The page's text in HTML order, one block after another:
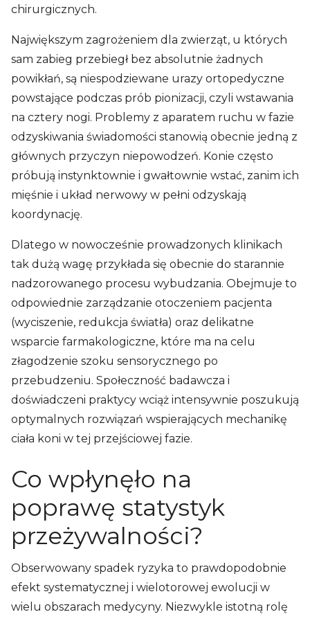
chirurgicznych.
Największym zagrożeniem dla zwierząt, u których
sam zabieg przebiegł bez absolutnie żadnych
powikłań, są niespodziewane urazy ortopedyczne
powstające podczas prób pionizacji, czyli wstawania
na cztery nogi. Problemy z aparatem ruchu w fazie
odzyskiwania świadomości stanowią obecnie jedną z
głównych przyczyn niepowodzeń. Konie często
próbują instynktownie i gwałtownie wstać, zanim ich
mięśnie i układ nerwowy w pełni odzyskają
koordynację.
Dlatego w nowocześnie prowadzonych klinikach
tak dużą wagę przykłada się obecnie do starannie
nadzorowanego procesu wybudzania. Obejmuje to
odpowiednie zarządzanie otoczeniem pacjenta
(wyciszenie, redukcja światła) oraz delikatne
wsparcie farmakologiczne, które ma na celu
złagodzenie szoku sensorycznego po
przebudzeniu. Społeczność badawcza i
doświadczeni praktycy wciąż intensywnie poszukują
optymalnych rozwiązań wspierających mechanikę
ciała koni w tej przejściowej fazie.
Co wpłynęło na
poprawę statystyk
przeżywalności?
Obserwowany spadek ryzyka to prawdopodobnie
efekt systematycznej i wielotorowej ewolucji w
wielu obszarach medycyny. Niezwykle istotną rolę